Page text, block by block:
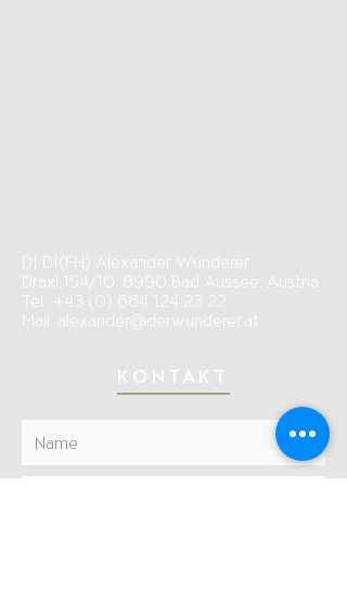
DI DI(FH) Alexander Wunderer
Draxl 154/10, 8990 Bad Aussee, Austria
Tel.:
+43 (0) 664 124 23 22
Mail:
alexander@derwunderer.at
KONTAKT